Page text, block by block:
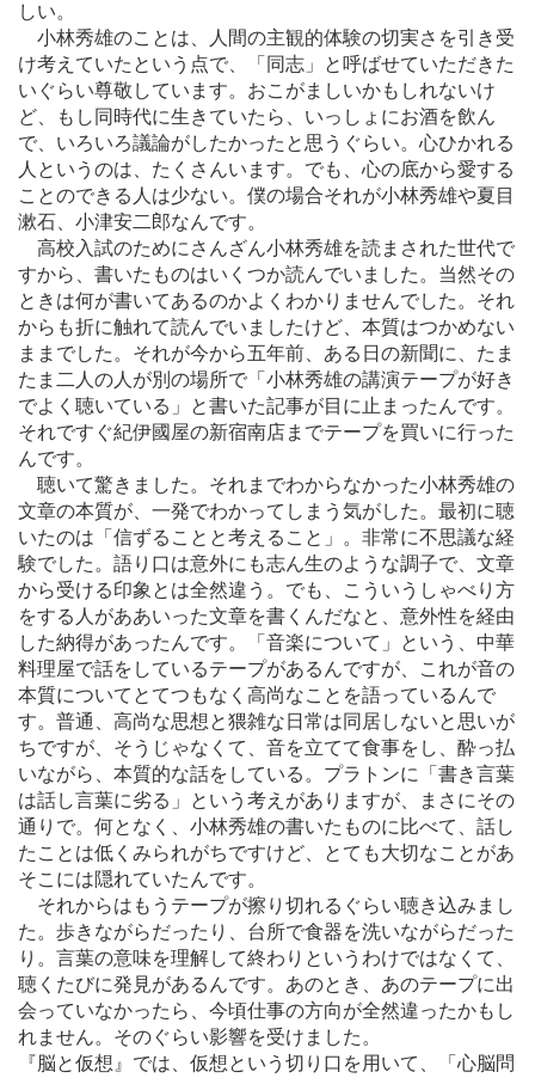
しい。
小林秀雄のことは、人間の主観的体験の切実さを引き受
け考えていたという点で、「同志」と呼ばせていただきた
いぐらい尊敬しています。おこがましいかもしれないけ
ど、もし同時代に生きていたら、いっしょにお酒を飲ん
で、いろいろ議論がしたかったと思うぐらい。心ひかれる
人というのは、たくさんいます。でも、心の底から愛する
ことのできる人は少ない。僕の場合それが小林秀雄や夏目
漱石、小津安二郎なんです。
高校入試のためにさんざん小林秀雄を読まされた世代で
すから、書いたものはいくつか読んでいました。当然その
ときは何が書いてあるのかよくわかりませんでした。それ
からも折に触れて読んでいましたけど、本質はつかめない
ままでした。それが今から五年前、ある日の新聞に、たま
たま二人の人が別の場所で「小林秀雄の講演テープが好き
でよく聴いている」と書いた記事が目に止まったんです。
それですぐ紀伊國屋の新宿南店までテープを買いに行った
んです。
聴いて驚きました。それまでわからなかった小林秀雄の
文章の本質が、一発でわかってしまう気がした。最初に聴
いたのは「信ずることと考えること」。非常に不思議な経
験でした。語り口は意外にも志ん生のような調子で、文章
から受ける印象とは全然違う。でも、こういうしゃべり方
をする人がああいった文章を書くんだなと、意外性を経由
した納得があったんです。「音楽について」という、中華
料理屋で話をしているテープがあるんですが、これが音の
本質についてとてつもなく高尚なことを語っているんで
す。普通、高尚な思想と猥雑な日常は同居しないと思いが
ちですが、そうじゃなくて、音を立てて食事をし、酔っ払
いながら、本質的な話をしている。プラトンに「書き言葉
は話し言葉に劣る」という考えがありますが、まさにその
通りで。何となく、小林秀雄の書いたものに比べて、話し
たことは低くみられがちですけど、とても大切なことがあ
そこには隠れていたんです。
それからはもうテープが擦り切れるぐらい聴き込みまし
た。歩きながらだったり、台所で食器を洗いながらだった
り。言葉の意味を理解して終わりというわけではなくて、
聴くたびに発見があるんです。あのとき、あのテープに出
会っていなかったら、今頃仕事の方向が全然違ったかもし
れません。そのぐらい影響を受けました。
『脳と仮想』では、仮想という切り口を用いて、「心脳問